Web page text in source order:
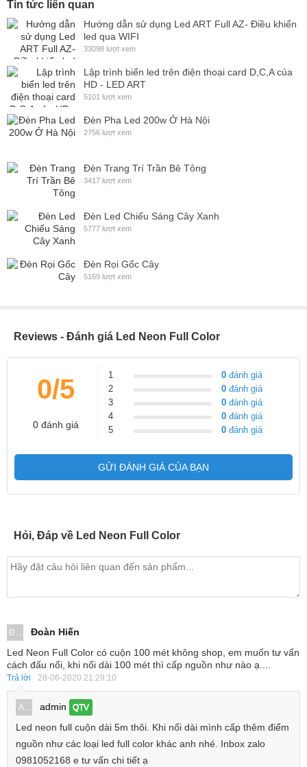
Led neon Flex Full color ứng dụng trang trí toà nhà
Để tìm hiểu thêm thông tin sản phẩm quý khách vui lòng liên hệ
trực tiếp bộ phận chăm sóc khách hàng của LED Trường An để
Tin tức liên quan
Hướng dẫn sử dụng Led ART Full AZ- Điều khiển
led qua WIFI
33098 lượt xem
Lập trình biển led trên điện thoại card D,C,A của
HD - LED ART
5101 lượt xem
Đèn Pha Led 200w Ở Hà Nội
2756 lượt xem
Đèn Trang Trí Trần Bê Tông
3417 lượt xem
Đèn Led Chiếu Sáng Cây Xanh
5777 lượt xem
Đèn Rọi Gốc Cây
5169 lượt xem
Reviews - Đánh giá Led Neon Full Color
0/5
0 đánh giá
1 0 đánh giá
2
0 đánh giá
3
0 đánh giá
4
0 đánh giá
5
0 đánh giá
GỬI ĐÁNH GIÁ CỦA BẠN
Hỏi, Đáp về Led Neon Full Color
Đ...
Đoàn Hiến
Led Neon Full Color có cuộn 100 mét không shop, em muốn tư vấn
cách đấu nối, khi nối dài 100 mét thì cấp nguồn như nào ạ....
Trả lời 28-06-2020 21:29:10
A... admin QTV
Led neon full cuộn dài 5m thôi. Khi nối dài mình cấp thêm điểm
nguồn như các loại led full color khác anh nhé. Inbox zalo
0981052168 e tư vấn chi tiết ạ